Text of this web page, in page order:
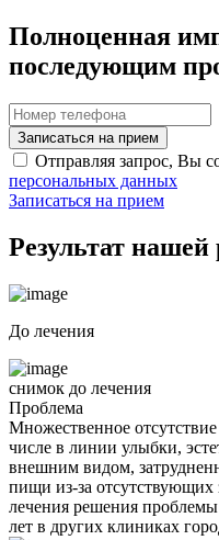
Полноценная
последующим
Записаться на прием
Отправляя запрос, Вы
персональных данных
Записаться на прием
Результат нашей
До лечения
снимок до лечения
Проблема
Множественное
числе в линии улыбки,
внешним видом,
пищи из-за отсутствующих
лечения решения
лет в других клиниках